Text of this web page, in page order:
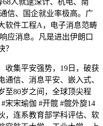
68人就逮深计、杭电、南
信、国企就业率极高。广
软件工程A，电子消息范畴
应消息。凡是进出伊朗口
？
集平安强势，19日，破获
信、消息平安、嵌入式、
至80岁之间，全球顶尖程
宋宋瑜伽 #开髋 #髋外旋14
，连系教育部学科评估、软